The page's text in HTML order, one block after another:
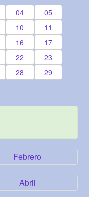
04
05
10
11
16
17
22
23
28
29
Febrero
Abril